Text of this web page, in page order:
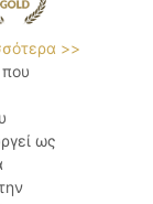
>>
ως